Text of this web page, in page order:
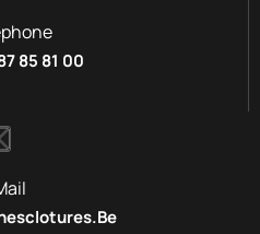
85 81 00